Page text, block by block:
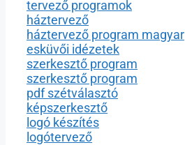
tervező programok
háztervező
háztervező program magyar
esküvői idézetek
szerkesztő program
szerkesztő program
pdf szétválasztó
képszerkesztő
logó készítés
logótervező